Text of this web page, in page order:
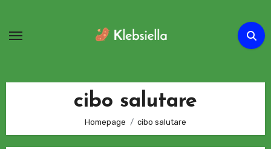
contenuto
cibo salutare
Homepage cibo salutare